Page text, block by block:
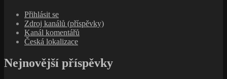
Přihlásit se
Zdroj kanálů (příspěvky)
Kanál komentářů
Česká lokalizace
Nejnovější příspěvky